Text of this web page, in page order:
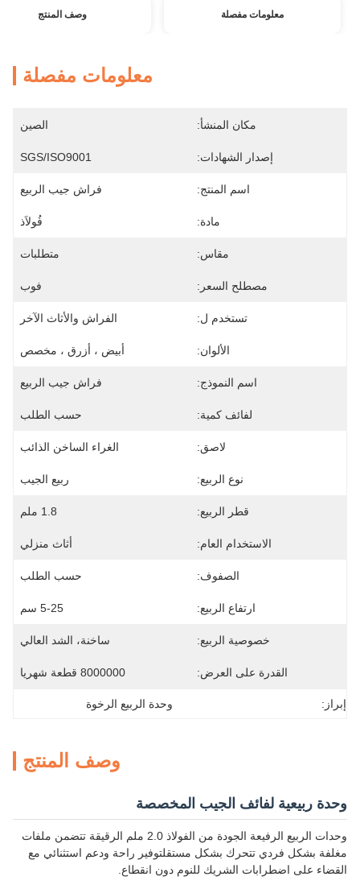
معلومات مفصلة وصف المنتج
معلومات مفصلة
مكان المنشأ: الصين
إصدار الشهادات: SGS/ISO9001
اسم المنتج: فراش جيب الربيع
مادة: فُولاَذ
مقاس: متطلبات
مصطلح السعر: فوب
تستخدم ل: الفراش والأثاث الآخر
الألوان: أبيض ، أزرق ، مخصص
اسم النموذج: فراش جيب الربيع
لفائف كمية: حسب الطلب
لاصق: الغراء الساخن الذائب
نوع الربيع: ربيع الجيب
قطر الربيع: 1.8 ملم
الاستخدام العام: أثاث منزلي
الصفوف: حسب الطلب
ارتفاع الربيع: 5-25 سم
خصوصية الربيع: ساخنة، الشد العالي
القدرة على العرض: 8000000 قطعة شهريا
إبراز: وحدة الربيع الرخوة
وصف المنتج
وحدة ربيعية لفائف الجيب المخصصة
وحدات الربيع الرفيعة الجودة من الفولاذ 2.0 ملم الرقيقة تتضمن ملفات
مغلفة بشكل فردي تتحرك بشكل مستقلتوفير راحة ودعم استثنائي مع
القضاء على اضطرابات الشريك للنوم دون انقطاع.